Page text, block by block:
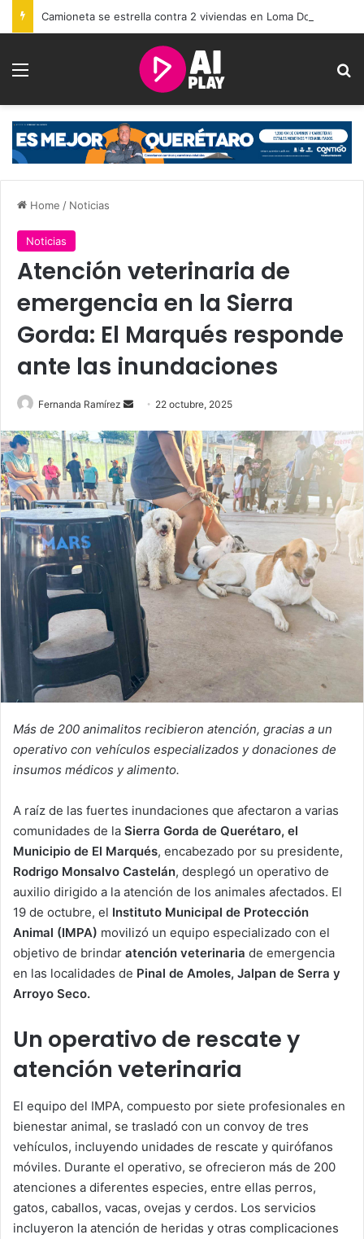
Camioneta se estrella contra 2 viviendas en Loma Dorada
Menu
Home / Noticias
Noticias
Atención veterinaria de
emergencia en la Sierra
Gorda: El Marqués responde
ante las inundaciones
Fernanda Ramírez
Send
email
22 octubre, 2025
Más de 200 animalitos recibieron atención, gracias a un
operativo con vehículos especializados y donaciones de
insumos médicos y alimento.
A raíz de las fuertes inundaciones que afectaron a varias
comunidades de la Sierra Gorda de Querétaro, el
Municipio de El Marqués, encabezado por su presidente,
Rodrigo Monsalvo Castelán, desplegó un operativo de
auxilio dirigido a la atención de los animales afectados. El
19 de octubre, el Instituto Municipal de Protección
Animal (IMPA) movilizó un equipo especializado con el
objetivo de brindar atención veterinaria de emergencia
en las localidades de Pinal de Amoles, Jalpan de Serra y
Arroyo Seco.
Un operativo de rescate y
atención veterinaria
El equipo del IMPA, compuesto por siete profesionales en
bienestar animal, se trasladó con un convoy de tres
vehículos, incluyendo unidades de rescate y quirófanos
móviles. Durante el operativo, se ofrecieron más de 200
atenciones a diferentes especies, entre ellas perros,
gatos, caballos, vacas, ovejas y cerdos. Los servicios
incluyeron la atención de heridas y otras complicaciones